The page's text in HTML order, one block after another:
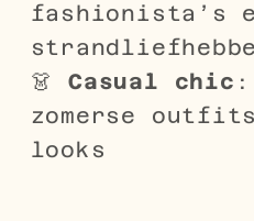
fashionista’s
👗Casual chic :
zomerse
looks